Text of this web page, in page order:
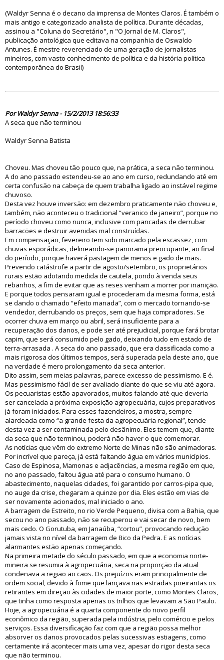
(Waldyr Senna é o decano da imprensa de Montes Claros. É também o
mais antigo e categorizado analista de política. Durante décadas,
assinou a "Coluna do Secretário", n "O Jornal de M. Claros",
publicação antológica que editava na companhia de Oswaldo
Antunes. É mestre reverenciado de uma geração de jornalistas
mineiros, com vasto conhecimento de política e da história política
contemporânea do Brasil)
Por Waldyr Senna - 15/2/2013 18:56:33
A seca que não terminou
Waldyr Senna Batista
Choveu. Mas choveu tão pouco que, na prática, a seca não terminou.
A do ano passado estendeu-se ao ano em curso, redundando até em
certa confusão na cabeça de quem trabalha ligado ao instável regime
chuvoso.
Desta vez houve inversão: em dezembro praticamente não choveu e,
também, não aconteceu o tradicional “veranico de janeiro”, porque no
período choveu como nunca, inclusive com pancadas de derrubar
barracões e destruir avenidas mal construídas.
Em compensação, fevereiro tem sido marcado pela escassez, com
chuvas esporádicas, delineando-se panorama preocupante, ao final
do período, porque haverá pastagem de menos e gado de mais.
Prevendo catástrofe a partir de agosto/setembro, os proprietários
rurais estão adotando medida de cautela, pondo à venda seus
rebanhos, a fim de evitar que as reses venham a morrer por inanição.
E porque todos pensaram igual e procederam da mesma forma, está
se dando o chamado “efeito manada”, com o mercado tornando-se
vendedor, derrubando os preços, sem que haja compradores. Se
ocorrer chuva em março ou abril, será insuficiente para a
recuperação dos danos, e pode ser até prejudicial, porque fará brotar
capim, que será consumido pelo gado, deixando tudo em estado de
terra-arrasada . A seca do ano passado, que era classificada como a
mais rigorosa dos últimos tempos, será superada pela deste ano, que
na verdade é mero prolongamento da seca anterior.
Dito assim, sem meias palavras, parece excesso de pessimismo. E é.
Mas pessimismo fácil de ser avaliado diante do que se viu até agora.
Os pecuaristas estão apavorados, muitos falando até que deveria
ser cancelada a próxima exposição agropecuária, cujos preparativos
já foram iniciados. Para esses fazendeiros, a mostra, sempre
alardeada como “a grande festa da agropecuária regional”, tende
desta vez a ser contaminada pelo desânimo. Eles temem que, diante
da seca que não terminou, poderá não haver o que comemorar.
As notícias que vêm do extremo Norte de Minas não são animadoras.
Por incrível que pareça, já está faltando água em vários municípios.
Caso de Espinosa, Mamonas e adjacências, a mesma região em que,
no ano passado, faltou água até para o consumo humano. O
abastecimento, naquelas cidades, foi garantido por carros-pipa que,
no auge da crise, chegaram a quinze por dia. Eles estão em vias de
ser novamente acionados, mal iniciado o ano.
A barragem de Estreito, no rio Verde Pequeno, divisa com a Bahia, que
secou no ano passado, não se recuperou e vai secar de novo, bem
mais cedo. O Gorutuba, em Janaúba, “cortou”, provocando redução
jamais vista no nível da barragem de Bico da Pedra. E as notícias
alarmantes estão apenas começando.
Na primeira metade do século passado, em que a economia norte-
mineira se resumia à agropecuária, seca na proporção da atual
condenava a região ao caos. Os prejuízos eram principalmente de
ordem social, devido à fome que lançava nas estradas poeirantas os
retirantes em direção às cidades de maior porte, como Montes Claros,
que tinha como resposta apenas os trilhos que levavam a São Paulo.
Hoje, a agropecuária é a quarta componente do novo perfil
econômico da região, superada pela indústria, pelo comércio e pelos
serviços. Essa diversificação faz com que a região possa melhor
absorver os danos provocados pelas sucessivas estiagens, como
certamente irá acontecer mais uma vez, apesar do rigor desta seca
que não terminou.